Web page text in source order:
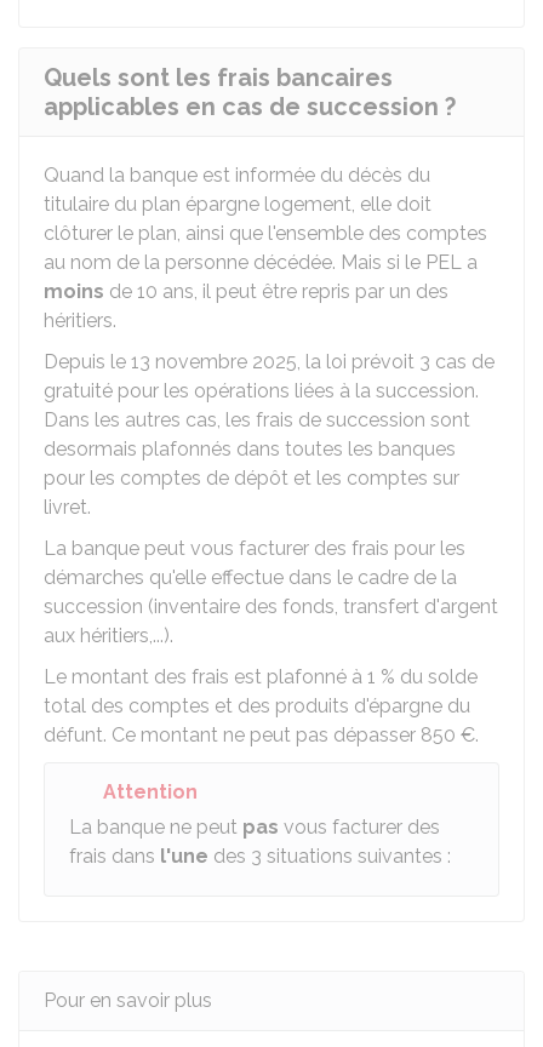
Quels sont les frais bancaires
applicables en cas de succession ?
Quand la banque est informée du décès du
titulaire du plan épargne logement, elle doit
clôturer le plan, ainsi que l'ensemble des comptes
au nom de la personne décédée. Mais si le PEL a
moins de 10 ans, il peut être repris par un des
héritiers.
Depuis le 13 novembre 2025, la loi prévoit 3 cas de
gratuité pour les opérations liées à la succession.
Dans les autres cas, les frais de succession sont
desormais plafonnés dans toutes les banques
pour les comptes de dépôt et les comptes sur
livret.
La banque peut vous facturer des frais pour les
démarches qu'elle effectue dans le cadre de la
succession (inventaire des fonds, transfert d'argent
aux héritiers,...).
Le montant des frais est plafonné à 1 % du solde
total des comptes et des produits d'épargne du
défunt. Ce montant ne peut pas dépasser 850 €.
Attention
La banque ne peut pas vous facturer des
frais dans l'une des 3 situations suivantes :
Pour en savoir plus